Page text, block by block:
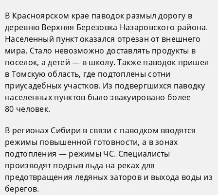
В Красноярском крае паводок размыл дорогу в
деревню Верхняя Березовка Назаровского района.
Населенный пункт оказался отрезан от внешнего
мира. Стало невозможно доставлять продукты в
поселок, а детей — в школу. Также паводок пришел
в Томскую область, где подтоплены сотни
приусадебных участков. Из подвергшихся паводку
населенных пунктов было эвакуировано более
80 человек.
В регионах Сибири в связи с паводком вводятся
режимы повышенной готовности, а в зонах
подтопления — режимы ЧС. Специалисты
производят подрыв льда на реках для
предотвращения ледяных заторов и выхода воды из
берегов.